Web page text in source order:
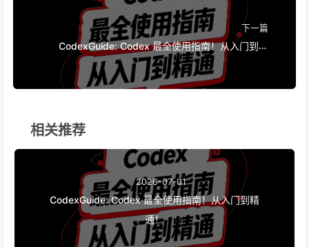
下一篇
CodexGuide: Codex 最全使用指南！从入门到精
相关推荐
2026-07-01
CodexGuide: Codex 最全使用指南！从入门到精
通！